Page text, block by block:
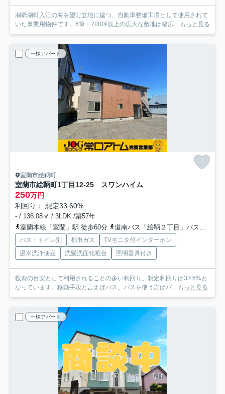
洞爺湖町入江の海を望む立地に建つ、自動車整備工場として使用されて
いた事業用物件です。6筆・700坪以上の広大な敷地は幅広... もっと見る
一棟アパート
室蘭市絵鞆町
室蘭市絵鞆町1丁目12-25 スワンハイム
250万円
利回り： 想定33.60%
- / 136.08㎡ / 3LDK /築57年
室蘭本線「室蘭」駅 徒歩60分
道南バス「絵鞆２丁目」バス停下車 徒歩1分
バス・トイレ別 都市ガス
TVモニタ付インターホン
温水洗浄便座
洗髪洗面化粧台 照明器具付き
投資の目安として利用されることの多い利回り。想定利回りは33.6%と
なっています。移動手段と言えばバス。バスを使う方はバ... もっと見る
一棟アパート